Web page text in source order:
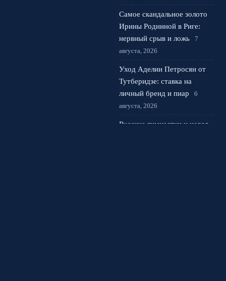
Самое скандальное золото
Ирины Родниной в Риге:
нервный срыв и ложь
7
августа, 2026
Уход Аделии Петросян от
Тутберидзе: ставка на
личный бренд и пиар
6
августа, 2026
Русские гимнастки и новая